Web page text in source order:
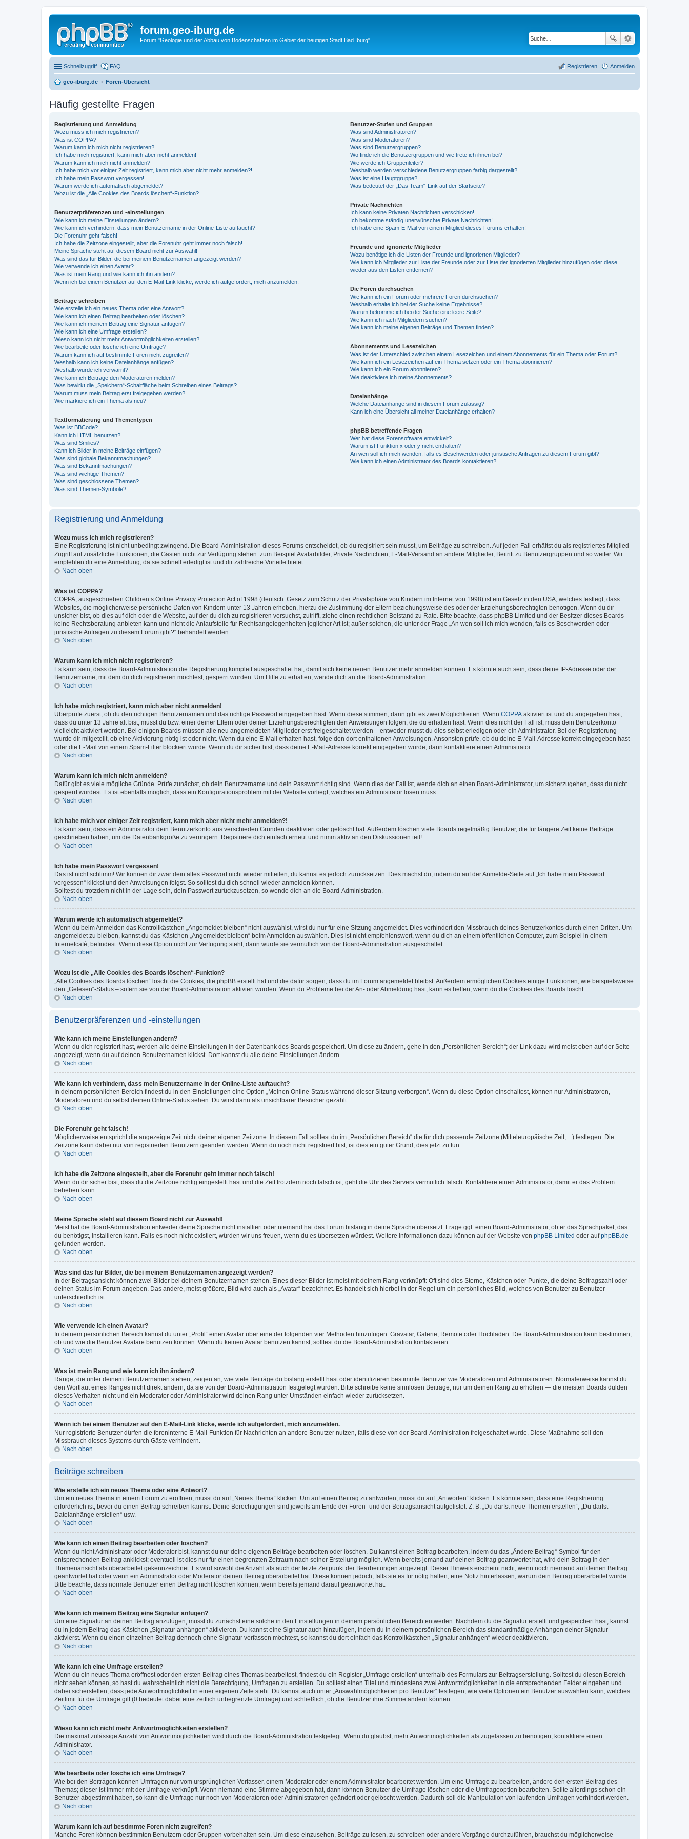
forum.geo-iburg.de
Forum "Geologie und der Abbau von Bodenschätzen im Gebiet der heutigen Stadt Bad Iburg"
Schnellzugriff FAQ Anmelden
Registrieren
geo-iburg.de Foren-Übersicht
Häufig gestellte Fragen
Registrierung und Anmeldung
Wozu muss ich mich registrieren?
Was ist COPPA?
Warum kann ich mich nicht registrieren?
Ich habe mich registriert, kann mich aber nicht anmelden!
Warum kann ich mich nicht anmelden?
Ich habe mich vor einiger Zeit registriert, kann mich aber nicht mehr anmelden?!
Ich habe mein Passwort vergessen!
Warum werde ich automatisch abgemeldet?
Wozu ist die „Alle Cookies des Boards löschen“-Funktion?
Benutzerpräferenzen und -einstellungen
Wie kann ich meine Einstellungen ändern?
Wie kann ich verhindern, dass mein Benutzername in der Online-Liste auftaucht?
Die Forenuhr geht falsch!
Ich habe die Zeitzone eingestellt, aber die Forenuhr geht immer noch falsch!
Meine Sprache steht auf diesem Board nicht zur Auswahl!
Was sind das für Bilder, die bei meinem Benutzernamen angezeigt werden?
Wie verwende ich einen Avatar?
Was ist mein Rang und wie kann ich ihn ändern?
Wenn ich bei einem Benutzer auf den E-Mail-Link klicke, werde ich aufgefordert, mich anzumelden.
Beiträge schreiben
Wie erstelle ich ein neues Thema oder eine Antwort?
Wie kann ich einen Beitrag bearbeiten oder löschen?
Wie kann ich meinem Beitrag eine Signatur anfügen?
Wie kann ich eine Umfrage erstellen?
Wieso kann ich nicht mehr Antwortmöglichkeiten erstellen?
Wie bearbeite oder lösche ich eine Umfrage?
Warum kann ich auf bestimmte Foren nicht zugreifen?
Weshalb kann ich keine Dateianhänge anfügen?
Weshalb wurde ich verwarnt?
Wie kann ich Beiträge den Moderatoren melden?
Was bewirkt die „Speichern“-Schaltfläche beim Schreiben eines Beitrags?
Warum muss mein Beitrag erst freigegeben werden?
Wie markiere ich ein Thema als neu?
Textformatierung und Thementypen
Was ist BBCode?
Kann ich HTML benutzen?
Was sind Smilies?
Kann ich Bilder in meine Beiträge einfügen?
Was sind globale Bekanntmachungen?
Was sind Bekanntmachungen?
Was sind wichtige Themen?
Was sind geschlossene Themen?
Was sind Themen-Symbole?
Benutzer-Stufen und Gruppen
Was sind Administratoren?
Was sind Moderatoren?
Was sind Benutzergruppen?
Wo finde ich die Benutzergruppen und wie trete ich ihnen bei?
Wie werde ich Gruppenleiter?
Weshalb werden verschiedene Benutzergruppen farbig dargestellt?
Was ist eine Hauptgruppe?
Was bedeutet der „Das Team“-Link auf der Startseite?
Private Nachrichten
Ich kann keine Privaten Nachrichten verschicken!
Ich bekomme ständig unerwünschte Private Nachrichten!
Ich habe eine Spam-E-Mail von einem Mitglied dieses Forums erhalten!
Freunde und ignorierte Mitglieder
Wozu benötige ich die Listen der Freunde und ignorierten Mitglieder?
Wie kann ich Mitglieder zur Liste der Freunde oder zur Liste der ignorierten Mitglieder hinzufügen oder diese
wieder aus den Listen entfernen?
Die Foren durchsuchen
Wie kann ich ein Forum oder mehrere Foren durchsuchen?
Weshalb erhalte ich bei der Suche keine Ergebnisse?
Warum bekomme ich bei der Suche eine leere Seite?
Wie kann ich nach Mitgliedern suchen?
Wie kann ich meine eigenen Beiträge und Themen finden?
Abonnements und Lesezeichen
Was ist der Unterschied zwischen einem Lesezeichen und einem Abonnements für ein Thema oder Forum?
Wie kann ich ein Lesezeichen auf ein Thema setzen oder ein Thema abonnieren?
Wie kann ich ein Forum abonnieren?
Wie deaktiviere ich meine Abonnements?
Dateianhänge
Welche Dateianhänge sind in diesem Forum zulässig?
Kann ich eine Übersicht all meiner Dateianhänge erhalten?
phpBB betreffende Fragen
Wer hat diese Forensoftware entwickelt?
Warum ist Funktion x oder y nicht enthalten?
An wen soll ich mich wenden, falls es Beschwerden oder juristische Anfragen zu diesem Forum gibt?
Wie kann ich einen Administrator des Boards kontaktieren?
Registrierung und Anmeldung
Wozu muss ich mich registrieren?
Eine Registrierung ist nicht unbedingt zwingend. Die Board-Administration dieses Forums entscheidet, ob du registriert sein musst, um Beiträge zu schreiben. Auf jeden Fall erhältst du als registriertes Mitglied
Zugriff auf zusätzliche Funktionen, die Gästen nicht zur Verfügung stehen: zum Beispiel Avatarbilder, Private Nachrichten, E-Mail-Versand an andere Mitglieder, Beitritt zu Benutzergruppen und so weiter. Wir
empfehlen dir eine Anmeldung, da sie schnell erledigt ist und dir zahlreiche Vorteile bietet.
Nach oben
Was ist COPPA?
COPPA, ausgeschrieben Children’s Online Privacy Protection Act of 1998 (deutsch: Gesetz zum Schutz der Privatsphäre von Kindern im Internet von 1998) ist ein Gesetz in den USA, welches festlegt, dass
Websites, die möglicherweise persönliche Daten von Kindern unter 13 Jahren erheben, hierzu die Zustimmung der Eltern beziehungsweise des oder der Erziehungsberechtigten benötigen. Wenn du dir
unsicher bist, ob dies auf dich oder die Website, auf der du dich zu registrieren versuchst, zutrifft, ziehe einen rechtlichen Beistand zu Rate. Bitte beachte, dass phpBB Limited und der Besitzer dieses Boards
keine Rechtsberatung anbieten kann und nicht die Anlaufstelle für Rechtsangelegenheiten jeglicher Art ist; außer solchen, die unter der Frage „An wen soll ich mich wenden, falls es Beschwerden oder
juristische Anfragen zu diesem Forum gibt?“ behandelt werden.
Nach oben
Warum kann ich mich nicht registrieren?
Es kann sein, dass die Board-Administration die Registrierung komplett ausgeschaltet hat, damit sich keine neuen Benutzer mehr anmelden können. Es könnte auch sein, dass deine IP-Adresse oder der
Benutzername, mit dem du dich registrieren möchtest, gesperrt wurden. Um Hilfe zu erhalten, wende dich an die Board-Administration.
Nach oben
Ich habe mich registriert, kann mich aber nicht anmelden!
Überprüfe zuerst, ob du den richtigen Benutzernamen und das richtige Passwort eingegeben hast. Wenn diese stimmen, dann gibt es zwei Möglichkeiten. Wenn COPPA aktiviert ist und du angegeben hast,
dass du unter 13 Jahre alt bist, musst du bzw. einer deiner Eltern oder deiner Erziehungsberechtigten den Anweisungen folgen, die du erhalten hast. Wenn dies nicht der Fall ist, muss dein Benutzerkonto
vielleicht aktiviert werden. Bei einigen Boards müssen alle neu angemeldeten Mitglieder erst freigeschaltet werden – entweder musst du dies selbst erledigen oder ein Administrator. Bei der Registrierung
wurde dir mitgeteilt, ob eine Aktivierung nötig ist oder nicht. Wenn du eine E-Mail erhalten hast, folge den dort enthaltenen Anweisungen. Ansonsten prüfe, ob du deine E-Mail-Adresse korrekt eingegeben hast
oder die E-Mail von einem Spam-Filter blockiert wurde. Wenn du dir sicher bist, dass deine E-Mail-Adresse korrekt eingegeben wurde, dann kontaktiere einen Administrator.
Nach oben
Warum kann ich mich nicht anmelden?
Dafür gibt es viele mögliche Gründe. Prüfe zunächst, ob dein Benutzername und dein Passwort richtig sind. Wenn dies der Fall ist, wende dich an einen Board-Administrator, um sicherzugehen, dass du nicht
gesperrt wurdest. Es ist ebenfalls möglich, dass ein Konfigurationsproblem mit der Website vorliegt, welches ein Administrator lösen muss.
Nach oben
Ich habe mich vor einiger Zeit registriert, kann mich aber nicht mehr anmelden?!
Es kann sein, dass ein Administrator dein Benutzerkonto aus verschieden Gründen deaktiviert oder gelöscht hat. Außerdem löschen viele Boards regelmäßig Benutzer, die für längere Zeit keine Beiträge
geschrieben haben, um die Datenbankgröße zu verringern. Registriere dich einfach erneut und nimm aktiv an den Diskussionen teil!
Nach oben
Ich habe mein Passwort vergessen!
Das ist nicht schlimm! Wir können dir zwar dein altes Passwort nicht wieder mitteilen, du kannst es jedoch zurücksetzen. Dies machst du, indem du auf der Anmelde-Seite auf „Ich habe mein Passwort
vergessen“ klickst und den Anweisungen folgst. So solltest du dich schnell wieder anmelden können.
Solltest du trotzdem nicht in der Lage sein, dein Passwort zurückzusetzen, so wende dich an die Board-Administration.
Nach oben
Warum werde ich automatisch abgemeldet?
Wenn du beim Anmelden das Kontrollkästchen „Angemeldet bleiben“ nicht auswählst, wirst du nur für eine Sitzung angemeldet. Dies verhindert den Missbrauch deines Benutzerkontos durch einen Dritten. Um
angemeldet zu bleiben, kannst du das Kästchen „Angemeldet bleiben“ beim Anmelden auswählen. Dies ist nicht empfehlenswert, wenn du dich an einem öffentlichen Computer, zum Beispiel in einem
Internetcafé, befindest. Wenn diese Option nicht zur Verfügung steht, dann wurde sie vermutlich von der Board-Administration ausgeschaltet.
Nach oben
Wozu ist die „Alle Cookies des Boards löschen“-Funktion?
„Alle Cookies des Boards löschen“ löscht die Cookies, die phpBB erstellt hat und die dafür sorgen, dass du im Forum angemeldet bleibst. Außerdem ermöglichen Cookies einige Funktionen, wie beispielsweise
den „Gelesen“-Status – sofern sie von der Board-Administration aktiviert wurden. Wenn du Probleme bei der An- oder Abmeldung hast, kann es helfen, wenn du die Cookies des Boards löscht.
Nach oben
Benutzerpräferenzen und -einstellungen
Wie kann ich meine Einstellungen ändern?
Wenn du dich registriert hast, werden alle deine Einstellungen in der Datenbank des Boards gespeichert. Um diese zu ändern, gehe in den „Persönlichen Bereich“; der Link dazu wird meist oben auf der Seite
angezeigt, wenn du auf deinen Benutzernamen klickst. Dort kannst du alle deine Einstellungen ändern.
Nach oben
Wie kann ich verhindern, dass mein Benutzername in der Online-Liste auftaucht?
In deinem persönlichen Bereich findest du in den Einstellungen eine Option „Meinen Online-Status während dieser Sitzung verbergen“. Wenn du diese Option einschaltest, können nur Administratoren,
Moderatoren und du selbst deinen Online-Status sehen. Du wirst dann als unsichtbarer Besucher gezählt.
Nach oben
Die Forenuhr geht falsch!
Möglicherweise entspricht die angezeigte Zeit nicht deiner eigenen Zeitzone. In diesem Fall solltest du im „Persönlichen Bereich“ die für dich passende Zeitzone (Mitteleuropäische Zeit, ...) festlegen. Die
Zeitzone kann dabei nur von registrierten Benutzern geändert werden. Wenn du noch nicht registriert bist, ist dies ein guter Grund, dies jetzt zu tun.
Nach oben
Ich habe die Zeitzone eingestellt, aber die Forenuhr geht immer noch falsch!
Wenn du dir sicher bist, dass du die Zeitzone richtig eingestellt hast und die Zeit trotzdem noch falsch ist, geht die Uhr des Servers vermutlich falsch. Kontaktiere einen Administrator, damit er das Problem
beheben kann.
Nach oben
Meine Sprache steht auf diesem Board nicht zur Auswahl!
Meist hat die Board-Administration entweder deine Sprache nicht installiert oder niemand hat das Forum bislang in deine Sprache übersetzt. Frage ggf. einen Board-Administrator, ob er das Sprachpaket, das
du benötigst, installieren kann. Falls es noch nicht existiert, würden wir uns freuen, wenn du es übersetzen würdest. Weitere Informationen dazu können auf der Website von phpBB Limited oder aufphpBB.de
gefunden werden.
Nach oben
Was sind das für Bilder, die bei meinem Benutzernamen angezeigt werden?
In der Beitragsansicht können zwei Bilder bei deinem Benutzernamen stehen. Eines dieser Bilder ist meist mit deinem Rang verknüpft: Oft sind dies Sterne, Kästchen oder Punkte, die deine Beitragszahl oder
deinen Status im Forum angeben. Das andere, meist größere, Bild wird auch als „Avatar“ bezeichnet. Es handelt sich hierbei in der Regel um ein persönliches Bild, welches von Benutzer zu Benutzer
unterschiedlich ist.
Nach oben
Wie verwende ich einen Avatar?
In deinem persönlichen Bereich kannst du unter „Profil“ einen Avatar über eine der folgenden vier Methoden hinzufügen: Gravatar, Galerie, Remote oder Hochladen. Die Board-Administration kann bestimmen,
ob und wie die Benutzer Avatare benutzen können. Wenn du keinen Avatar benutzen kannst, solltest du die Board-Administration kontaktieren.
Nach oben
Was ist mein Rang und wie kann ich ihn ändern?
Ränge, die unter deinem Benutzernamen stehen, zeigen an, wie viele Beiträge du bislang erstellt hast oder identifizieren bestimmte Benutzer wie Moderatoren und Administratoren. Normalerweise kannst du
den Wortlaut eines Ranges nicht direkt ändern, da sie von der Board-Administration festgelegt wurden. Bitte schreibe keine sinnlosen Beiträge, nur um deinen Rang zu erhöhen — die meisten Boards dulden
dieses Verhalten nicht und ein Moderator oder Administrator wird deinen Rang unter Umständen einfach wieder zurücksetzen.
Nach oben
Wenn ich bei einem Benutzer auf den E-Mail-Link klicke, werde ich aufgefordert, mich anzumelden.
Nur registrierte Benutzer dürfen die foreninterne E-Mail-Funktion für Nachrichten an andere Benutzer nutzen, falls diese von der Board-Administration freigeschaltet wurde. Diese Maßnahme soll den
Missbrauch dieses Systems durch Gäste verhindern.
Nach oben
Beiträge schreiben
Wie erstelle ich ein neues Thema oder eine Antwort?
Um ein neues Thema in einem Forum zu eröffnen, musst du auf „Neues Thema“ klicken. Um auf einen Beitrag zu antworten, musst du auf „Antworten“ klicken. Es könnte sein, dass eine Registrierung
erforderlich ist, bevor du einen Beitrag schreiben kannst. Deine Berechtigungen sind jeweils am Ende der Foren- und der Beitragsansicht aufgelistet. Z. B. „Du darfst neue Themen erstellen“, „Du darfst
Dateianhänge erstellen“ usw.
Nach oben
Wie kann ich einen Beitrag bearbeiten oder löschen?
Wenn du nicht Administrator oder Moderator bist, kannst du nur deine eigenen Beiträge bearbeiten oder löschen. Du kannst einen Beitrag bearbeiten, indem du das „Ändere Beitrag“-Symbol für den
entsprechenden Beitrag anklickst; eventuell ist dies nur für einen begrenzten Zeitraum nach seiner Erstellung möglich. Wenn bereits jemand auf deinen Beitrag geantwortet hat, wird dein Beitrag in der
Themenansicht als überarbeitet gekennzeichnet. Es wird sowohl die Anzahl als auch der letzte Zeitpunkt der Bearbeitungen angezeigt. Dieser Hinweis erscheint nicht, wenn noch niemand auf deinen Beitrag
geantwortet hat oder wenn ein Administrator oder Moderator deinen Beitrag überarbeitet hat. Diese können jedoch, falls sie es für nötig halten, eine Notiz hinterlassen, warum dein Beitrag überarbeitet wurde.
Bitte beachte, dass normale Benutzer einen Beitrag nicht löschen können, wenn bereits jemand darauf geantwortet hat.
Nach oben
Wie kann ich meinem Beitrag eine Signatur anfügen?
Um eine Signatur an deinen Beitrag anzufügen, musst du zunächst eine solche in den Einstellungen in deinem persönlichen Bereich entwerfen. Nachdem du die Signatur erstellt und gespeichert hast, kannst
du in jedem Beitrag das Kästchen „Signatur anhängen“ aktivieren. Du kannst eine Signatur auch hinzufügen, indem du in deinem persönlichen Bereich das standardmäßige Anhängen deiner Signatur
aktivierst. Wenn du einen einzelnen Beitrag dennoch ohne Signatur verfassen möchtest, so kannst du dort einfach das Kontrollkästchen „Signatur anhängen“ wieder deaktivieren.
Nach oben
Wie kann ich eine Umfrage erstellen?
Wenn du ein neues Thema eröffnest oder den ersten Beitrag eines Themas bearbeitest, findest du ein Register „Umfrage erstellen“ unterhalb des Formulars zur Beitragserstellung. Solltest du diesen Bereich
nicht sehen können, so hast du wahrscheinlich nicht die Berechtigung, Umfragen zu erstellen. Du solltest einen Titel und mindestens zwei Antwortmöglichkeiten in die entsprechenden Felder eingeben und
dabei sicherstellen, dass jede Antwortmöglichkeit in einer eigenen Zeile steht. Du kannst auch unter „Auswahlmöglichkeiten pro Benutzer“ festlegen, wie viele Optionen ein Benutzer auswählen kann, welches
Zeitlimit für die Umfrage gilt (0 bedeutet dabei eine zeitlich unbegrenzte Umfrage) und schließlich, ob die Benutzer ihre Stimme ändern können.
Nach oben
Wieso kann ich nicht mehr Antwortmöglichkeiten erstellen?
Die maximal zulässige Anzahl von Antwortmöglichkeiten wird durch die Board-Administration festgelegt. Wenn du glaubst, mehr Antwortmöglichkeiten als zugelassen zu benötigen, kontaktiere einen
Administrator.
Nach oben
Wie bearbeite oder lösche ich eine Umfrage?
Wie bei den Beiträgen können Umfragen nur vom ursprünglichen Verfasser, einem Moderator oder einem Administrator bearbeitet werden. Um eine Umfrage zu bearbeiten, ändere den ersten Beitrag des
Themas; dieser ist immer mit der Umfrage verknüpft. Wenn niemand eine Stimme abgegeben hat, dann können Benutzer die Umfrage löschen oder die Umfrageoption bearbeiten. Sollte allerdings schon ein
Benutzer abgestimmt haben, so kann die Umfrage nur noch von Moderatoren oder Administratoren geändert oder gelöscht werden. Dadurch soll die Manipulation von laufenden Umfragen verhindert werden.
Nach oben
Warum kann ich auf bestimmte Foren nicht zugreifen?
Manche Foren können bestimmten Benutzern oder Gruppen vorbehalten sein. Um diese einzusehen, Beiträge zu lesen, zu schreiben oder andere Vorgänge durchzuführen, brauchst du möglicherweise